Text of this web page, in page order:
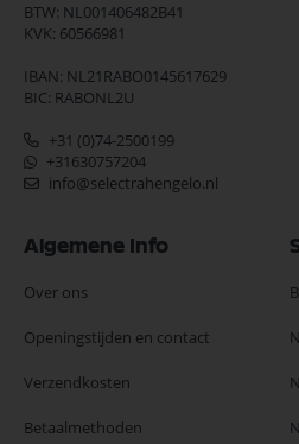
BTW: NL001406482B41
KVK: 60566981
IBAN: NL21RABO0145617629
BIC: RABONL2U
+31 (0)74-2500199
+31630757204
info@selectrahengelo.nl
Algemene Info
Over ons
Openingstijden en contact
Verzendkosten
Betaalmethoden